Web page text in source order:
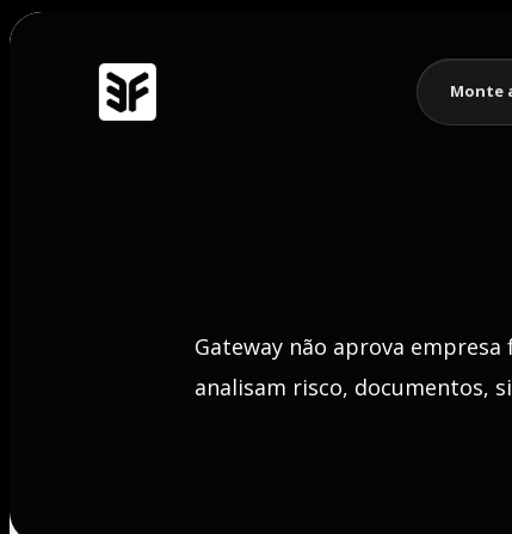
Monte
Gateway não aprova
analisam risco, documentos,